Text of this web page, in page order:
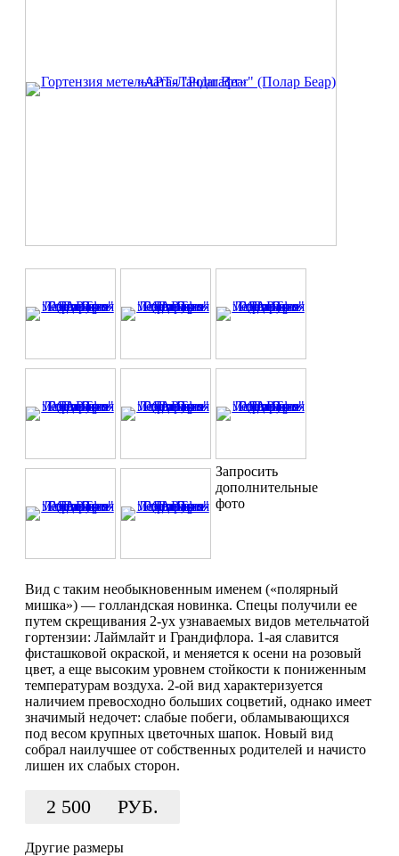
Запросить
дополнительные
фото
Вид с таким необыкновенным именем («полярный
мишка») — голландская новинка. Спецы получили ее
путем скрещивания 2-ух узнаваемых видов метельчатой
гортензии: Лаймлайт и Грандифлора. 1-ая славится
фисташковой окраской, и меняется к осени на розовый
цвет, а еще высоким уровнем стойкости к пониженным
температурам воздуха. 2-ой вид характеризуется
наличием превосходно больших соцветий, однако имеет
значимый недочет: слабые побеги, обламывающихся
под весом крупных цветочных шапок. Новый вид
собрал наилучшее от собственных родителей и начисто
лишен их слабых сторон.
2 500 РУБ.
Другие размеры